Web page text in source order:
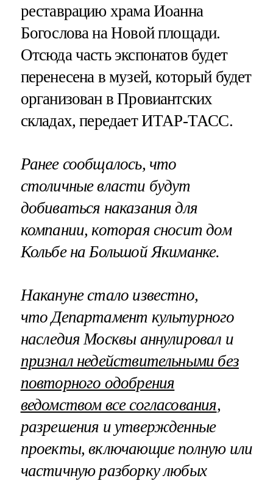
реставрацию храма Иоанна
Богослова на Новой площади.
Отсюда часть экспонатов будет
перенесена в музей, который будет
организован в Провиантских
складах, передает ИТАР-ТАСС.
Ранее сообщалось, что
столичные власти будут
добиваться наказания для
компании, которая сносит дом
Кольбе на Большой Якиманке.
Накануне стало известно,
что Департамент культурного
наследия Москвы аннулировал и
признал недействительными без
повторного одобрения
ведомством все согласования,
разрешения и утвержденные
проекты, включающие полную или
частичную разборку любых